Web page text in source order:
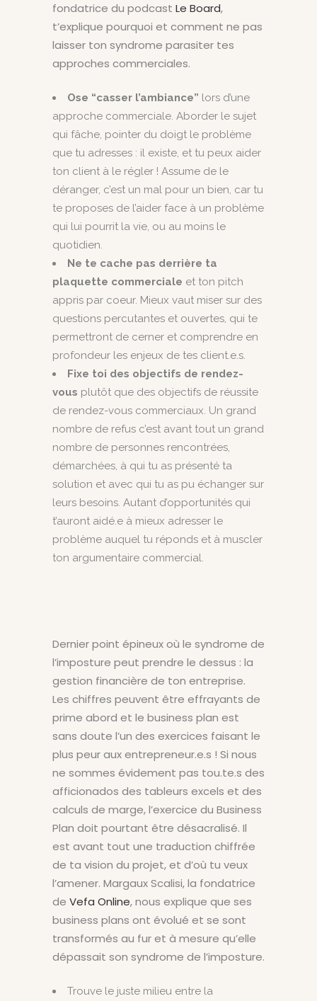
fondatrice du podcast Le Board,
t’explique pourquoi et comment ne pas
laisser ton syndrome parasiter tes
approches commerciales.
Ose “casser l’ambiance” lors d’une
approche commerciale. Aborder le sujet
qui fâche, pointer du doigt le problème
que tu adresses : il existe, et tu peux aider
ton client à le régler ! Assume de le
déranger, c’est un mal pour un bien, car tu
te proposes de l’aider face à un problème
qui lui pourrit la vie, ou au moins le
quotidien.
Ne te cache pas derrière ta
plaquette commerciale et ton pitch
appris par coeur. Mieux vaut miser sur des
questions percutantes et ouvertes, qui te
permettront de cerner et comprendre en
profondeur les enjeux de tes client.e.s.
Fixe toi des objectifs de rendez-
vous plutôt que des objectifs de réussite
de rendez-vous commerciaux. Un grand
nombre de refus c’est avant tout un grand
nombre de personnes rencontrées,
démarchées, à qui tu as présenté ta
solution et avec qui tu as pu échanger sur
leurs besoins. Autant d’opportunités qui
t’auront aidé.e à mieux adresser le
problème auquel tu réponds et à muscler
ton argumentaire commercial.
Dernier point épineux où le syndrome de
l’imposture peut prendre le dessus : la
gestion financière de ton entreprise.
Les chiffres peuvent être effrayants de
prime abord et le business plan est
sans doute l’un des exercices faisant le
plus peur aux entrepreneur.e.s ! Si nous
ne sommes évidement pas tou.te.s des
afficionados des tableurs excels et des
calculs de marge, l’exercice du Business
Plan doit pourtant être désacralisé. Il
est avant tout une traduction chiffrée
de ta vision du projet, et d’où tu veux
l’amener. Margaux Scalisi, la fondatrice
de Vefa Online, nous explique que ses
business plans ont évolué et se sont
transformés au fur et à mesure qu’elle
dépassait son syndrome de l’imposture.
Trouve le juste milieu entre la